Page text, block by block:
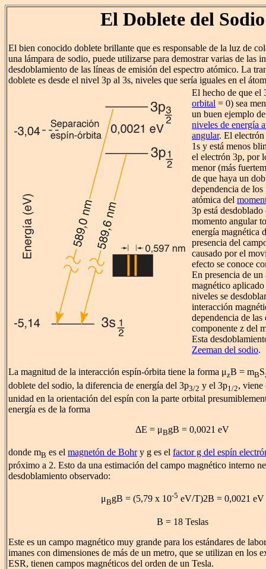
El Doblete del Sodio
El bien conocido doblete brillante que es responsable de la luz de
una lámpara de sodio, puede utilizarse para demostrar varias de las
desdoblamiento de las líneas de emisión del espectro atómico. La
doblete es desde el nivel 3p al 3s, niveles que sería iguales en el
El hecho de que el
orbital = 0) sea
un buen ejemplo
niveles de energía
angular. El electrón
1s y está menos
el electrón 3p, por
menor (más
de que haya un
dependencia de
atómica del
3p está desdoblado
momento angular
energía magnética
presencia del
causado por el
efecto se conoce
En presencia de
magnético aplicado
niveles se
interacción
dependencia de las
componente z del
Esta
Zeeman del sodio.
La magnitud de la interacción espín-órbita tiene la forma μzB = mBS
doblete del sodio, la diferencia de energía del 3p3/2 y el 3p1/2, viene
unidad en la orientación del espín con la parte orbital
energía es de la forma
ΔE = μBgB = 0,0021 eV
donde mB es el magnetón de Bohry g es el factor g del espín
próximo a 2. Esto da una estimación del campo magnético interno
desdoblamiento observado:
μBgB = (5,79 x 10-5 eV/T)2B = 0,0021 eV
B = 18 Teslas
Este es un campo magnético muy grande para los estándares de
imanes con dimensiones de más de un metro, que se utilizan en los
ESR, tienen campos magnéticos del orden de un Tesla.